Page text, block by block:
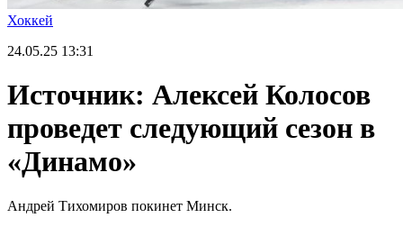
Хоккей
24.05.25 13:31
Источник: Алексей Колосов
проведет следующий сезон в
«Динамо»
Андрей Тихомиров покинет Минск.